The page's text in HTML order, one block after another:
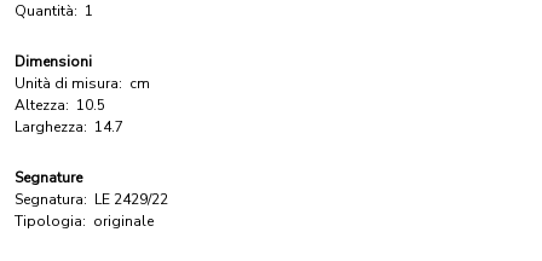
Quantità: 1
Dimensioni
Unità di misura: cm
Altezza: 10.5
Larghezza: 14.7
Segnature
Segnatura: LE 2429/22
Tipologia: originale